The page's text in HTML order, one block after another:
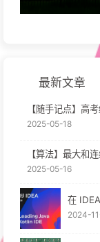
最新文章
【随手记点】高
2025-05-18
【算法】最大和
2025-05-16
在
2024-